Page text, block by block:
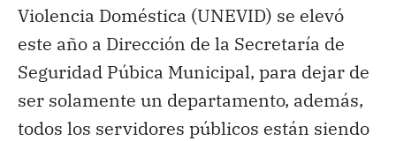
Violencia Doméstica (UNEVID) se elevó
este año a Dirección de la Secretaría de
Seguridad Púbica Municipal, para dejar de
ser solamente un departamento, además,
todos los servidores públicos están siendo